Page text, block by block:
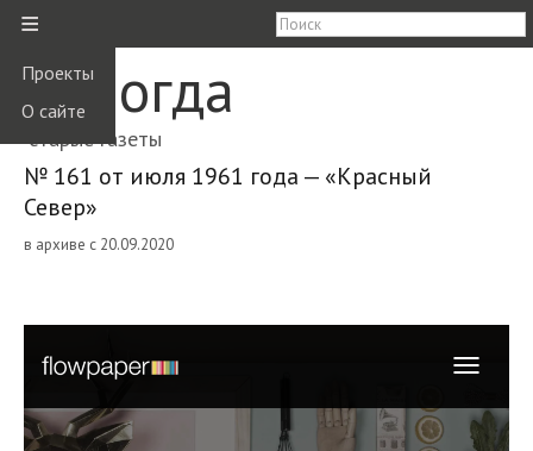
≡
Проекты
О сайте
Вологда
старые газеты
№ 161 от июля 1961 года — «Красный
Север»
в архиве с 20.09.2020